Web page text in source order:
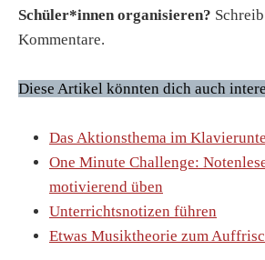
Schüler*innen organisieren?
Kommentare.
Diese Artikel könnten dich auch
Das Aktionsthema im
One Minute Challenge:
motivierend üben
Unterrichtsnotizen führen
Etwas Musiktheorie zum